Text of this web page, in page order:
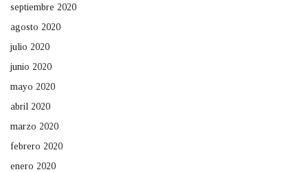
septiembre 2020
agosto 2020
julio 2020
junio 2020
mayo 2020
abril 2020
marzo 2020
febrero 2020
enero 2020